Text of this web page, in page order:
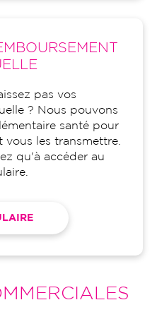
pas vos
? Nous pouvons
santé pour
les transmettre.
qu'à accéder au